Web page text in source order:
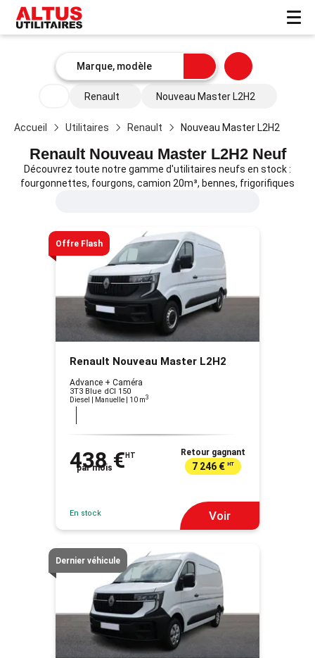
Renault Nouveau Master L2H2
Accueil Utilitaires Renault Nouveau Master L2H2
Renault Nouveau Master L2H2 Neuf
Découvrez toute notre gamme d'utilitaires neufs en stock :
fourgonnettes, fourgons, camion 20m³, bennes, frigorifiques
Offre Flash
Renault Nouveau Master L2H2
Advance + Caméra
3T3 Blue dCI 150
Diesel | Manuelle | 10 m3
438 € HT
par mois
Retour gagnant
7 246 € HT
En stock Voir
Dernier véhicule